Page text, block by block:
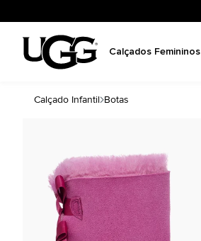
Calçados Femininos
Calçado Infantil Botas